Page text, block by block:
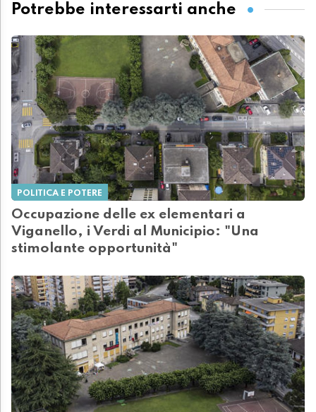
Potrebbe interessarti anche
POLITICA E POTERE
Occupazione delle ex elementari a
Viganello, i Verdi al Municipio: "Una
stimolante opportunità"